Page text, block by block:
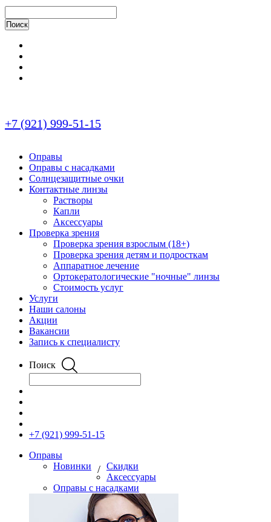
+7 (921) 999-51-15
Оправы
Оправы с насадками
Солнцезащитные очки
Контактные линзы
Растворы
Капли
Аксессуары
Проверка зрения
Проверка зрения взрослым (18+)
Проверка зрения детям и подросткам
Аппаратное лечение
Ортокератологические "ночные" линзы
Стоимость услуг
Услуги
Наши салоны
Акции
Вакансии
Запись к специалисту
Поиск
+7 (921) 999-51-15
Оправы
Новинки
/ Скидки
Аксессуары
Оправы с насадками